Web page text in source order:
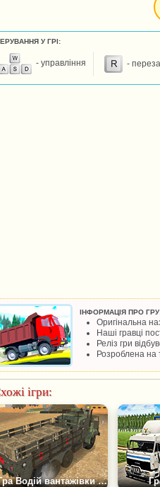
У ГРІ:
- управління -
ІНФОРМАЦІЯ ПРО
Оригінальна
Наші гравці
Реліз гри
Розроблена на
ігри:
Гра Водій вантажівки в Армії 2